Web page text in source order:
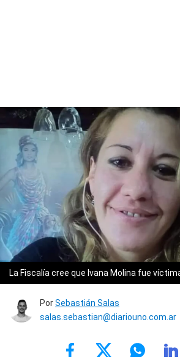
La Fiscalía cree que Ivana Molina fue
PorSebastián Salas
salas.sebastian@diariouno.com.ar